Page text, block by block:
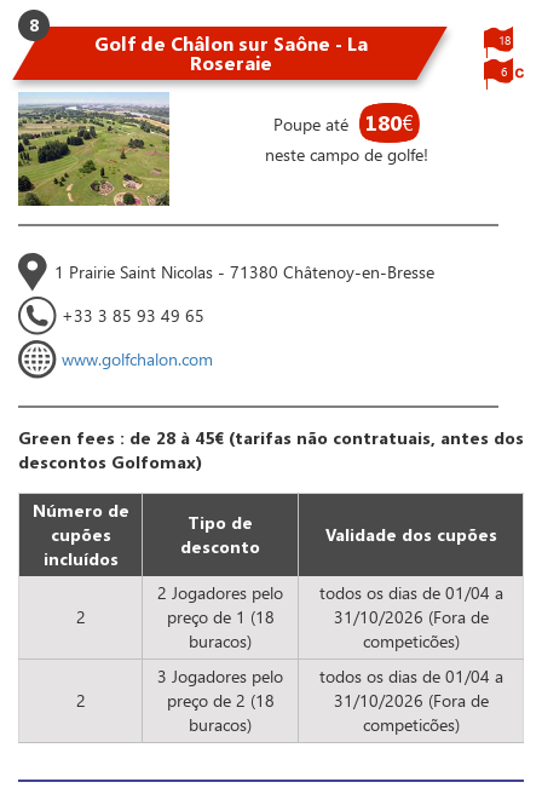
8
Golf de Châlon sur Saône - La
Roseraie
Poupe até 180€
neste campo de golfe!
18
6
1 Prairie Saint Nicolas - 71380 Châtenoy-en-Bresse
+33 3 85 93 49 65
www.golfchalon.com
Green fees : de 28 à 45€ (tarifas não contratuais, antes dos
descontos Golfomax)
Número de
cupões
incluídos
Tipo de
desconto
Validade dos cupões
2
2 Jogadores pelo
preço de 1 (18
buracos)
todos os dias de 01/04 a
31/10/2026 (Fora de
competicões)
2
3 Jogadores pelo
preço de 2 (18
buracos)
todos os dias de 01/04 a
31/10/2026 (Fora de
competicões)